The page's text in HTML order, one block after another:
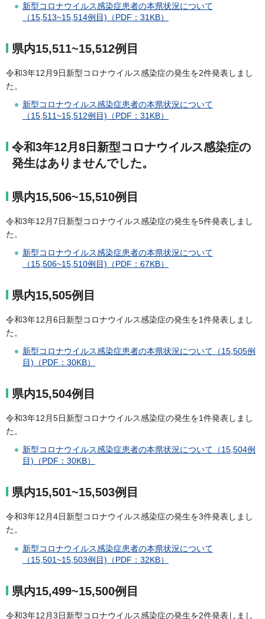
新型コロナウイルス感染症患者の本県状況について
（15,513~15,514例目)（PDF：31KB）
県内15,511~15,512例目
令和3年12月9日新型コロナウイルス感染症の発生を2件発表しまし
た。
新型コロナウイルス感染症患者の本県状況について
（15,511~15,512例目)（PDF：31KB）
令和3年12月8日新型コロナウイルス感染症の
発生はありませんでした。
県内15,506~15,510例目
令和3年12月7日新型コロナウイルス感染症の発生を5件発表しまし
た。
新型コロナウイルス感染症患者の本県状況について
（15,506~15,510例目)（PDF：67KB）
県内15,505例目
令和3年12月6日新型コロナウイルス感染症の発生を1件発表しまし
た。
新型コロナウイルス感染症患者の本県状況について（15,505例
目)（PDF：30KB）
県内15,504例目
令和3年12月5日新型コロナウイルス感染症の発生を1件発表しまし
た。
新型コロナウイルス感染症患者の本県状況について（15,504例
目)（PDF：30KB）
県内15,501~15,503例目
令和3年12月4日新型コロナウイルス感染症の発生を3件発表しまし
た。
新型コロナウイルス感染症患者の本県状況について
（15,501~15,503例目)（PDF：32KB）
県内15,499~15,500例目
令和3年12月3日新型コロナウイルス感染症の発生を2件発表しまし